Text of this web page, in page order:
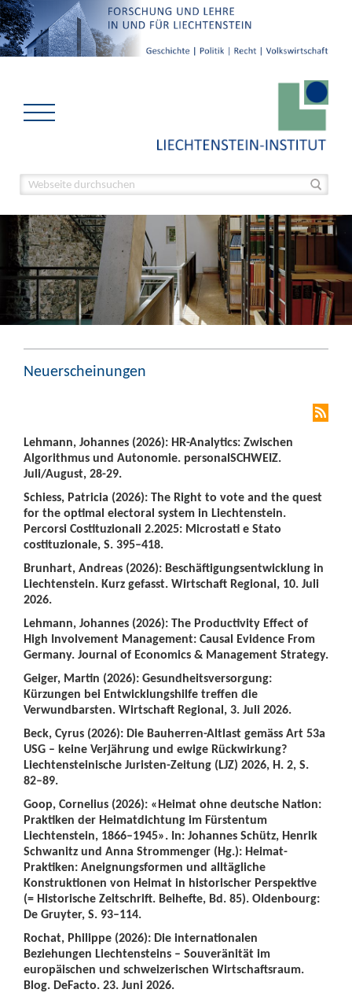
Neuerscheinungen
Lehmann, Johannes (2026): HR-Analytics: Zwischen
Algorithmus und Autonomie. personalSCHWEIZ.
Juli/August, 28-29.
Schiess, Patricia (2026): The Right to vote and the quest
for the optimal electoral system in Liechtenstein.
Percorsi Costituzionali 2.2025: Microstati e Stato
costituzionale, S. 395–418.
Brunhart, Andreas (2026): Beschäftigungsentwicklung in
Liechtenstein. Kurz gefasst. Wirtschaft Regional, 10. Juli
2026.
Lehmann, Johannes (2026): The Productivity Effect of
High Involvement Management: Causal Evidence From
Germany. Journal of Economics & Management Strategy.
Geiger, Martin (2026): Gesundheitsversorgung:
Kürzungen bei Entwicklungshilfe treffen die
Verwundbarsten. Wirtschaft Regional, 3. Juli 2026.
Beck, Cyrus (2026): Die Bauherren-Altlast gemäss Art 53a
USG – keine Verjährung und ewige Rückwirkung?
Liechtensteinische Juristen-Zeitung (LJZ) 2026, H. 2, S.
82–89.
Goop, Cornelius (2026): «Heimat ohne deutsche Nation:
Praktiken der Heimatdichtung im Fürstentum
Liechtenstein, 1866–1945». In: Johannes Schütz, Henrik
Schwanitz und Anna Strommenger (Hg.): Heimat-
Praktiken: Aneignungsformen und alltägliche
Konstruktionen von Heimat in historischer Perspektive
(= Historische Zeitschrift. Beihefte, Bd. 85). Oldenbourg:
De Gruyter, S. 93–114.
Rochat, Philippe (2026): Die internationalen
Beziehungen Liechtensteins – Souveränität im
europäischen und schweizerischen Wirtschaftsraum.
Blog. DeFacto. 23. Juni 2026.